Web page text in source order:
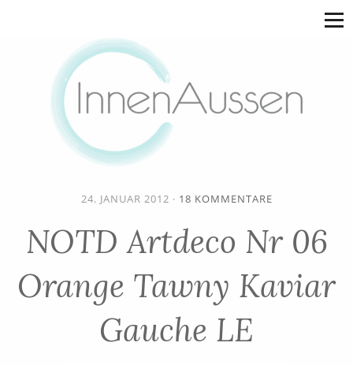
24. JANUAR 2012 · 18 KOMMENTARE
NOTD Artdeco Nr 06
Orange Tawny Kaviar
Gauche LE